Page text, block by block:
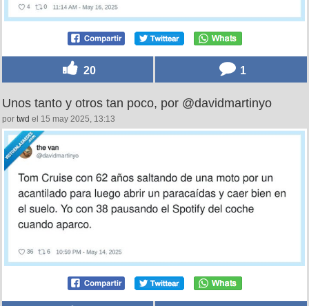
20 1
Unos tanto y otros tan poco, por @davidmartinyo
por twd el 15 may 2025, 13:13